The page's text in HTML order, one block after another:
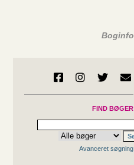
Boginfo
FIND BØGER
Avanceret søgning